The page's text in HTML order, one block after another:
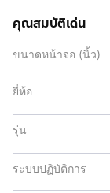
คุณสมบัติเด่น
ขนาดหน้าจอ (นิ้ว)
ยี่ห้อ
รุ่น
ระบบปฏิบัติการ